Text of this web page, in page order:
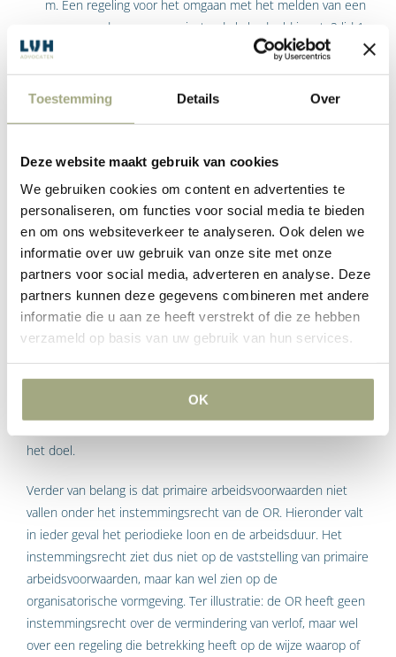
Toestemming Details Over
Deze website maakt gebruik van cookies
We gebruiken cookies om content en advertenties te
personaliseren, om functies voor social media te bieden
en om ons websiteverkeer te analyseren. Ook delen we
informatie over uw gebruik van onze site met onze
partners voor social media, adverteren en analyse. Deze
partners kunnen deze gegevens combineren met andere
informatie die u aan ze heeft verstrekt of die ze hebben
verzameld op basis van uw gebruik van hun services.
OK
Een regeling voor het omgaan met het melden van een
vermoeden van een misstand als bedoeld in art. 2 lid 1
van de Wet Huis voor de Klokkenluiders.
Wanneer is instemming van de
Ziet het besluit van de ondernemer op een van de
bovengenoemde categorieën en betreft het een regeling
(besluit treft meerdere werkzame personen), dan is
instemming benodigd. Echter, het is lang niet altijd duidelijk
of een besluit binnen deze lijst valt. Wij raden u aan dit altijd
te laten controleren, met name voor besluiten die zien op het
beloningssysteem en pensioen.
Inmiddels heeft de Hoge Raad bepaald dat bij discussie of
twijfel doorslaggevende betekenis moet worden toegekend
aan de doelstelling die de ondernemer met de regeling heeft.
het doel.
Verder van belang is dat primaire arbeidsvoorwaarden niet
vallen onder het instemmingsrecht van de OR. Hieronder valt
in ieder geval het periodieke loon en de arbeidsduur. Het
instemmingsrecht ziet dus niet op de vaststelling van primaire
arbeidsvoorwaarden, maar kan wel zien op de
organisatorische vormgeving. Ter illustratie: de OR heeft geen
instemmingsrecht over de vermindering van verlof, maar wel
over een regeling die betrekking heeft op de wijze waarop of